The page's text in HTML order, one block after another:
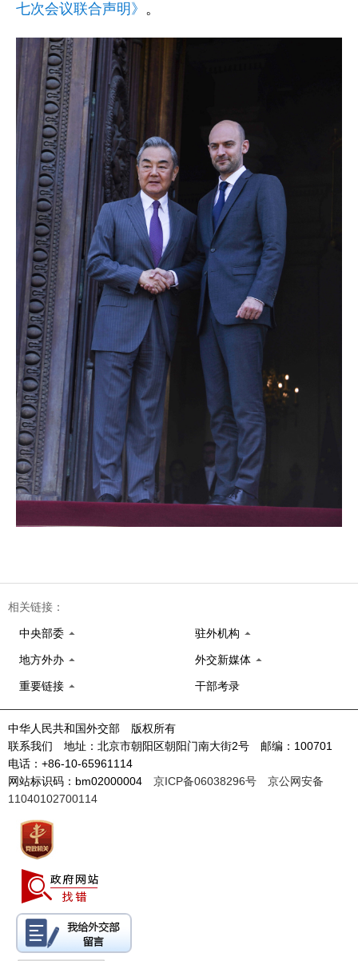
七次会议联合声明》 。
相关链接：
中央部委 驻外机构
地方外办 外交新媒体
重要链接 干部考录
中华人民共和国外交部 版权所有
联系我们 地址：北京市朝阳区朝阳门南大街2号 邮编：100701
电话：+86-10-65961114
网站标识码：bm02000004 京ICP备06038296号
京公网安备
11040102700114